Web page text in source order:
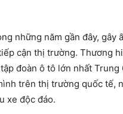
những năm gần đây, gây
cận thị trường. Thương
đoàn ô tô lớn nhất
trên thị trường quốc tế,
xe độc đáo.